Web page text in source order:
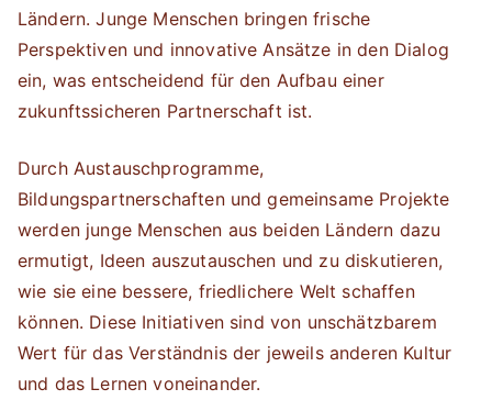
Ländern. Junge Menschen bringen frische
Perspektiven und innovative Ansätze in den Dialog
ein, was entscheidend für den Aufbau einer
zukunftssicheren Partnerschaft ist.
Durch Austauschprogramme,
Bildungspartnerschaften und gemeinsame Projekte
werden junge Menschen aus beiden Ländern dazu
ermutigt, Ideen auszutauschen und zu diskutieren,
wie sie eine bessere, friedlichere Welt schaffen
können. Diese Initiativen sind von unschätzbarem
Wert für das Verständnis der jeweils anderen Kultur
und das Lernen voneinander.